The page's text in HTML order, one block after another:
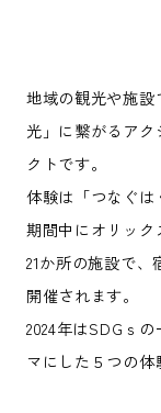
地域の観光や施
光」に繋がるア
クトです。
体験は「つなぐは
期間中にオリッ
21か所の施設で
開催されます。
2024年はSDGｓ
マにした５つの体